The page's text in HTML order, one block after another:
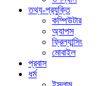
তথ্য-প্রযুক্তি
কম্পিউটার
অ্যাপস
ফ্রিল্যান্সিং
মোবাইল
প্রবাস
ধর্ম